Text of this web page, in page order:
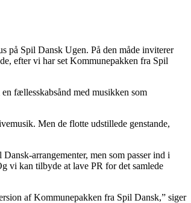
på Spil Dansk Ugen. På den måde inviterer
efter vi har set Kommunepakken fra Spil
fællesskabsånd med musikken som
Men de flotte udstillede genstande,
arrangementer, men som passer ind i
vi kan tilbyde at lave PR for det samlede
af Kommunepakken fra Spil Dansk,” siger